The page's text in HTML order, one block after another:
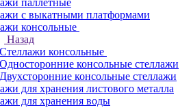
паллетные
с выкатными платформами
консольные
Назад
Стеллажи консольные
Односторонние консольные стеллажи
Двухсторонние консольные стеллажи
для хранения листового металла
для хранения воды